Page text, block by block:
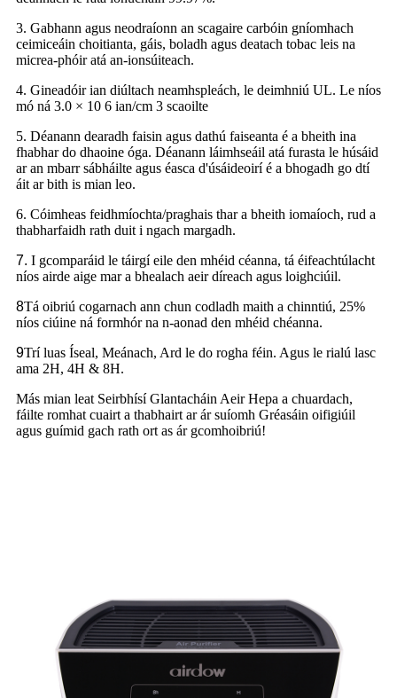
3. Gabhann agus neodraíonn an scagaire carbóin gníomhach
ceimiceáin choitianta, gáis, boladh agus deatach tobac leis na
micrea-phóir atá an-ionsúiteach.
4. Gineadóir ian diúltach neamhspleách, le deimhniú UL. Le níos
mó ná 3.0 × 10 6 ian/cm 3 scaoilte
5. Déanann dearadh faisin agus dathú faiseanta é a bheith ina
fhabhar do dhaoine óga. Déanann láimhseáil atá furasta le húsáid
ar an mbarr sábháilte agus éasca d'úsáideoirí é a bhogadh go dtí
áit ar bith is mian leo.
6. Cóimheas feidhmíochta/praghais thar a bheith iomaíoch, rud a
thabharfaidh rath duit i ngach margadh.
7. I gcomparáid le táirgí eile den mhéid céanna, tá éifeachtúlacht
níos airde aige mar a bhealach aeir díreach agus loighciúil.
8Tá oibriú cogarnach ann chun codladh maith a chinntiú, 25%
níos ciúine ná formhór na n-aonad den mhéid chéanna.
9Trí luas Íseal, Meánach, Ard le do rogha féin. Agus le rialú lasc
ama 2H, 4H & 8H.
Más mian leat Seirbhísí Glantacháin Aeir Hepa a chuardach,
fáilte romhat cuairt a thabhairt ar ár suíomh Gréasáin oifigiúil
agus guímid gach rath ort as ár gcomhoibriú!